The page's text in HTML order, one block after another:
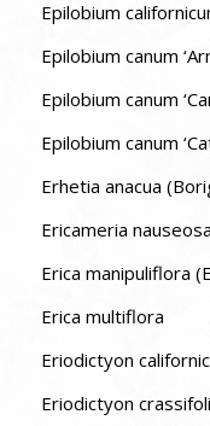
Epilobium
Epilobium canum
Epilobium canum
Epilobium canum
Erhetia anacua
Ericameria
Erica manipuliflora
Erica multiflora
Eriodictyon
Eriodictyon